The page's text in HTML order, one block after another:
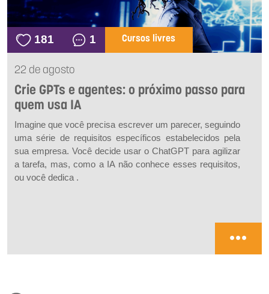
181 1 Cursos livres
22 de agosto
Crie GPTs e agentes: o próximo passo para
quem usa IA
Imagine que você precisa escrever um parecer, seguindo
uma série de requisitos específicos estabelecidos pela
sua empresa. Você decide usar o ChatGPT para agilizar
a tarefa, mas, como a IA não conhece esses requisitos,
ou você dedica .